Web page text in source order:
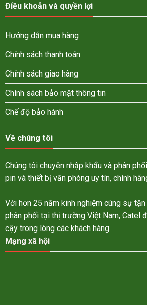
Điều khoản và quyền lợi
Hướng dẫn mua hàng
Chính sách thanh toán
Chính sách giao hàng
Chính sách bảo mật thông tin
Chế độ bảo hành
Về chúng tôi
Chúng tôi chuyên nhập khẩu và phân
pin và thiết bị văn phòng uy tín, chính
Với hơn 25 năm kinh nghiệm cùng sự
phân phối tại thị trường Việt Nam, Catel
cậy trong lòng các khách hàng.
Mạng xã hội